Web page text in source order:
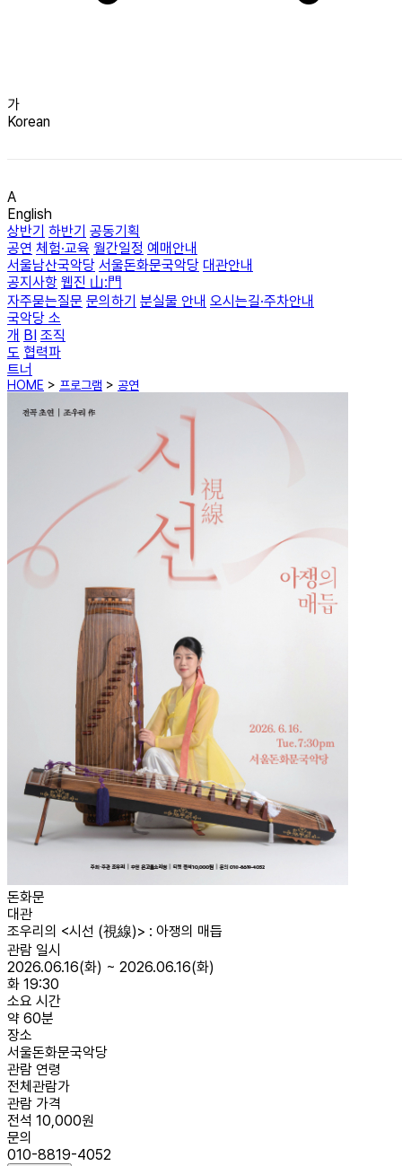
가
Korean
A
English
상반기 하반기 공동기획
공연 체험·교육 월간일정 예매안내
서울남산국악당 서울돈화문국악당 대관안내
공지사항 웹진 山:門
자주묻는질문 문의하기 분실물 안내 오시는길·주차안내
국악당 소
개 BI 조직
도 협력파
트너
HOME > 프로그램 > 공연
돈화문
대관
조우리의 <시선 (視線)> : 아쟁의 매듭
관람 일시
2026.06.16(화) ~ 2026.06.16(화)
화 19:30
소요 시간
약 60분
장소
서울돈화문국악당
관람 연령
전체관람가
관람 가격
전석 10,000원
문의
010-8819-4052